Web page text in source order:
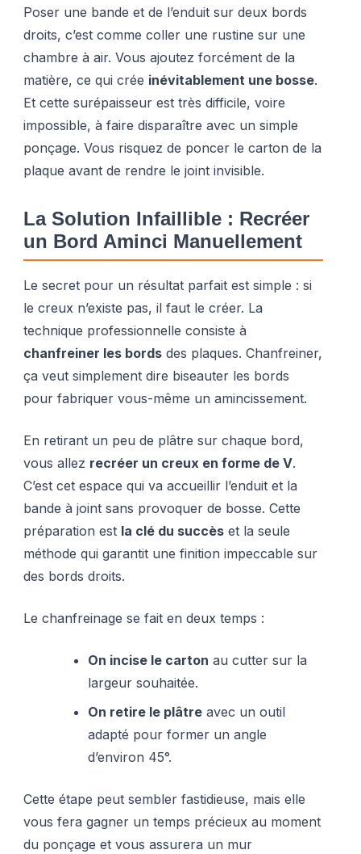
Poser une bande et de l’enduit sur deux bords
droits, c’est comme coller une rustine sur une
chambre à air. Vous ajoutez forcément de la
matière, ce qui crée inévitablement une bosse.
Et cette surépaisseur est très difficile, voire
impossible, à faire disparaître avec un simple
ponçage. Vous risquez de poncer le carton de la
plaque avant de rendre le joint invisible.
La Solution Infaillible : Recréer
un Bord Aminci Manuellement
Le secret pour un résultat parfait est simple : si
le creux n’existe pas, il faut le créer. La
technique professionnelle consiste à
chanfreiner les bords des plaques. Chanfreiner,
ça veut simplement dire biseauter les bords
pour fabriquer vous-même un amincissement.
En retirant un peu de plâtre sur chaque bord,
vous allez recréer un creux en forme de V.
C’est cet espace qui va accueillir l’enduit et la
bande à joint sans provoquer de bosse. Cette
préparation est la clé du succès et la seule
méthode qui garantit une finition impeccable sur
des bords droits.
Le chanfreinage se fait en deux temps :
On incise le carton au cutter sur la
largeur souhaitée.
On retire le plâtre avec un outil
adapté pour former un angle
d’environ 45°.
Cette étape peut sembler fastidieuse, mais elle
vous fera gagner un temps précieux au moment
du ponçage et vous assurera un mur